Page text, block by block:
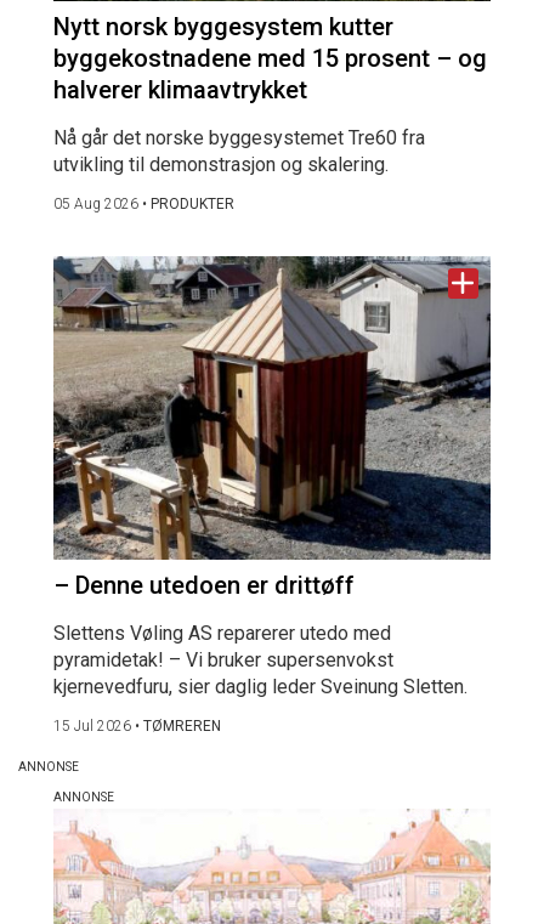
Nytt norsk byggesystem kutter
byggekostnadene med 15 prosent – og
halverer klimaavtrykket
Nå går det norske byggesystemet Tre60 fra
utvikling til demonstrasjon og skalering.
05 Aug 2026 • PRODUKTER
– Denne utedoen er drittøff
Slettens Vøling AS reparerer utedo med
pyramidetak! – Vi bruker supersenvokst
kjernevedfuru, sier daglig leder Sveinung Sletten.
15 Jul 2026 • TØMREREN